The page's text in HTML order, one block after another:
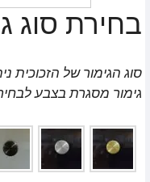
בחירת סוג
סוג הגימור של הזכוכית
גימור מסגרת בצבע